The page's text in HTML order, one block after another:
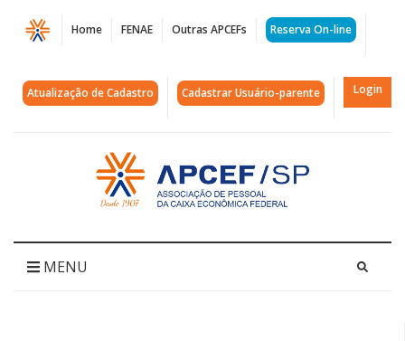
Página
Arquivos
Instituto
APCEF/SP
Home FENAE Outras APCEFs Reserva On-line
Atualização de Cadastro Cadastrar Usuário-parente Login
Acessar
página
inicial
MENU